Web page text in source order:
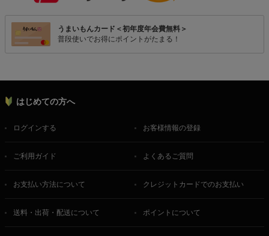
うまいもんカード＜初年度年会費無料＞
普段使いでお得にポイントがたまる！
はじめての方へ
ログインする お客様情報の登録
ご利用ガイド よくあるご質問
お支払い方法について クレジットカードでのお支払い
送料・出荷・配送について ポイントについて